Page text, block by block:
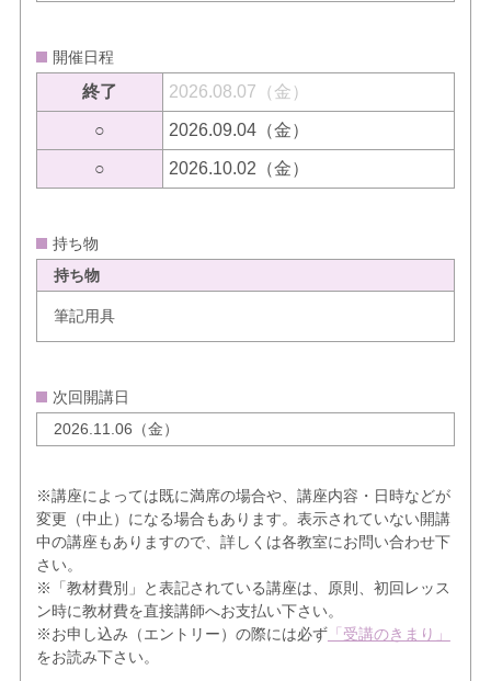
開催日程
終了 2026.08.07（金）
○ 2026.09.04（金）
○ 2026.10.02（金）
持ち物
持ち物
筆記用具
次回開講日
2026.11.06（金）
※講座によっては既に満席の場合や、講座内容・日時などが
変更（中止）になる場合もあります。表示されていない開講
中の講座もありますので、詳しくは各教室にお問い合わせ下
さい。
※「教材費別」と表記されている講座は、原則、初回レッス
ン時に教材費を直接講師へお支払い下さい。
※お申し込み（エントリー）の際には必ず「受講のきまり」
をお読み下さい。